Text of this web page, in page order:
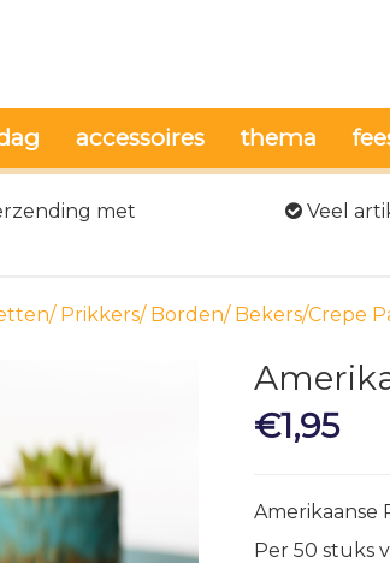
accessoires thema
met
Veel
Prikkers/ Borden/ Bekers/Crepe
€1,95
Amerikaanse
Per 50 stuks